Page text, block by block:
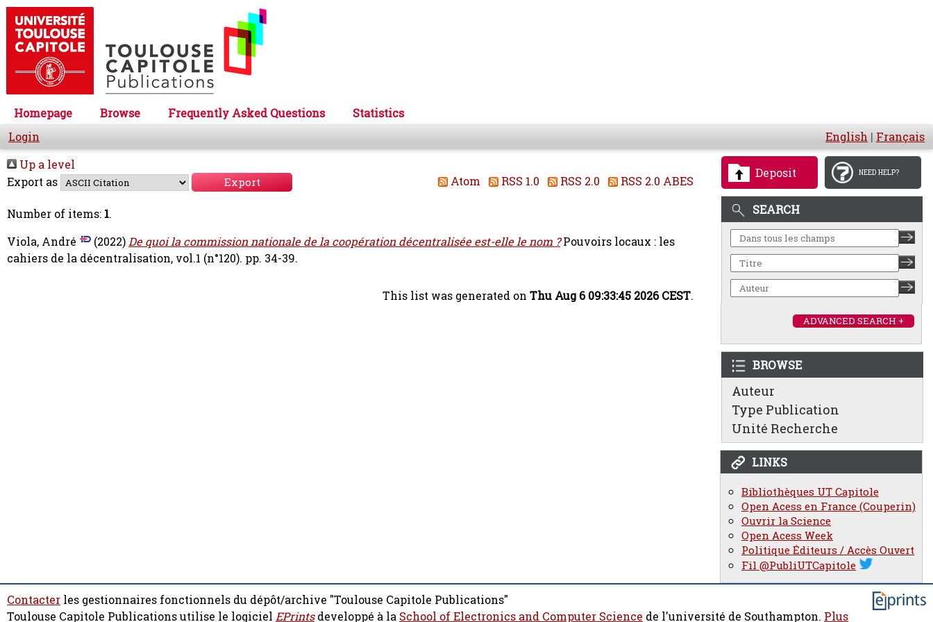
Homepage Browse Frequently Asked Questions
Statistics
Login
English | Français
Deposit NEED HELP?
SEARCH
ADVANCED SEARCH +
BROWSE
Auteur
Type Publication
Unité Recherche
LINKS
Bibliothèques UT Capitole
Open Acess en France (Couperin)
Ouvrir la Science
Open Acess Week
Politique Éditeurs / Accès Ouvert
Fil @PubliUTCapitole
Up a level
Export as
Atom RSS 1.0 RSS 2.0 RSS 2.0 ABES
Number of items: 1.
Viola, André
(2022)De quoi la commission nationale de la coopération décentralisée est-elle le nom ? Pouvoirs locaux : les
cahiers de la décentralisation, vol.1 (n°120). pp. 34-39.
This list was generated on Thu Aug 6 09:33:45 2026 CEST.
Contacter les gestionnaires fonctionnels du dépôt/archive "Toulouse Capitole Publications"
Toulouse Capitole Publications utilise le logiciel EPrintsdeveloppé à la School of Electronics and Computer Science de l'université de Southampton. Plus